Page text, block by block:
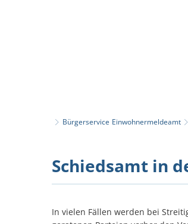
Bürgerservice Einwohnermeldeamt
SchiedsamtSchiedsamt in
In vielen Fällen werden bei